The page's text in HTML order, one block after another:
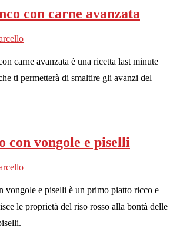
con carne avanzata
carne avanzata è una ricetta last minute
ti permetterà di smaltire gli avanzi del
con vongole e piselli
vongole e piselli è un primo piatto ricco e
le proprietà del riso rosso alla bontà delle